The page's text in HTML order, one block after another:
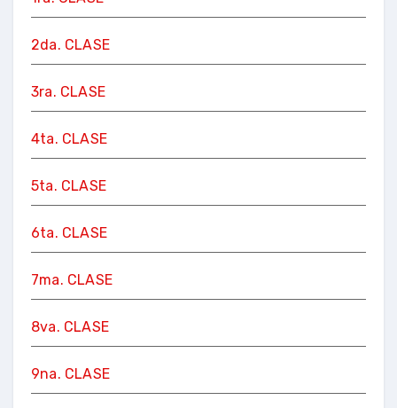
2da. CLASE
3ra. CLASE
4ta. CLASE
5ta. CLASE
6ta. CLASE
7ma. CLASE
8va. CLASE
9na. CLASE